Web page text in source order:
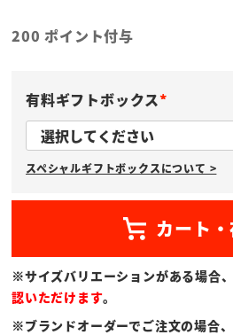
200 ポイント付与
有料ギフトボックス
(
必
スペシャルギフトボックスについて >
※サイズバリエーションがある場合、
認いただけます。
※ブランドオーダーでご注文の場合、